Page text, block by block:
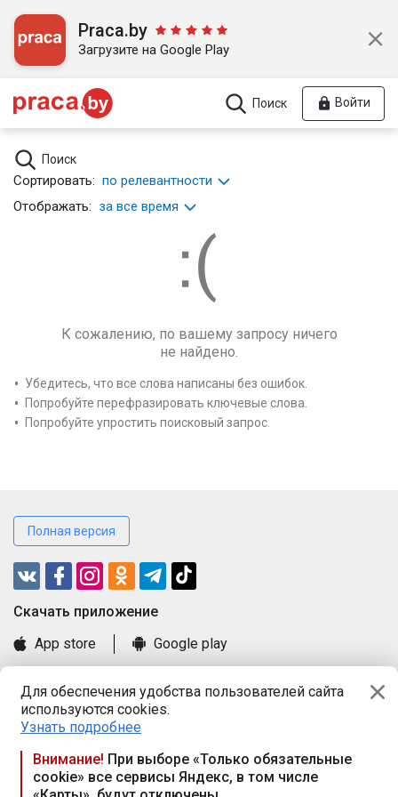
Для обеспечения удобства пользователей сайта
используются cookies.
Узнать подробнее
Внимание! При выборе «Только обязательные
cookie» все сервисы Яндекс, в том числе
Praca.by
Загрузите на Google Play
Поиск Войти
Поиск
Сортировать: по релевантности
Отображать: за все время
К сожалению, по вашему запросу ничего
не найдено.
Убедитесь, что все слова написаны без ошибок.
Попробуйте перефразировать ключевые слова.
Попробуйте упростить поисковый запрос.
Полная версия
Cкачать приложение
App store
Google play
Книга замечаний и предложений
Правила и документы
Praca.by © 2000—2026, ООО «ПРАЦА БАЙ»
Республика Беларусь, 220114, г. Минск, пр-т Независимости
117а, пом. № 9.